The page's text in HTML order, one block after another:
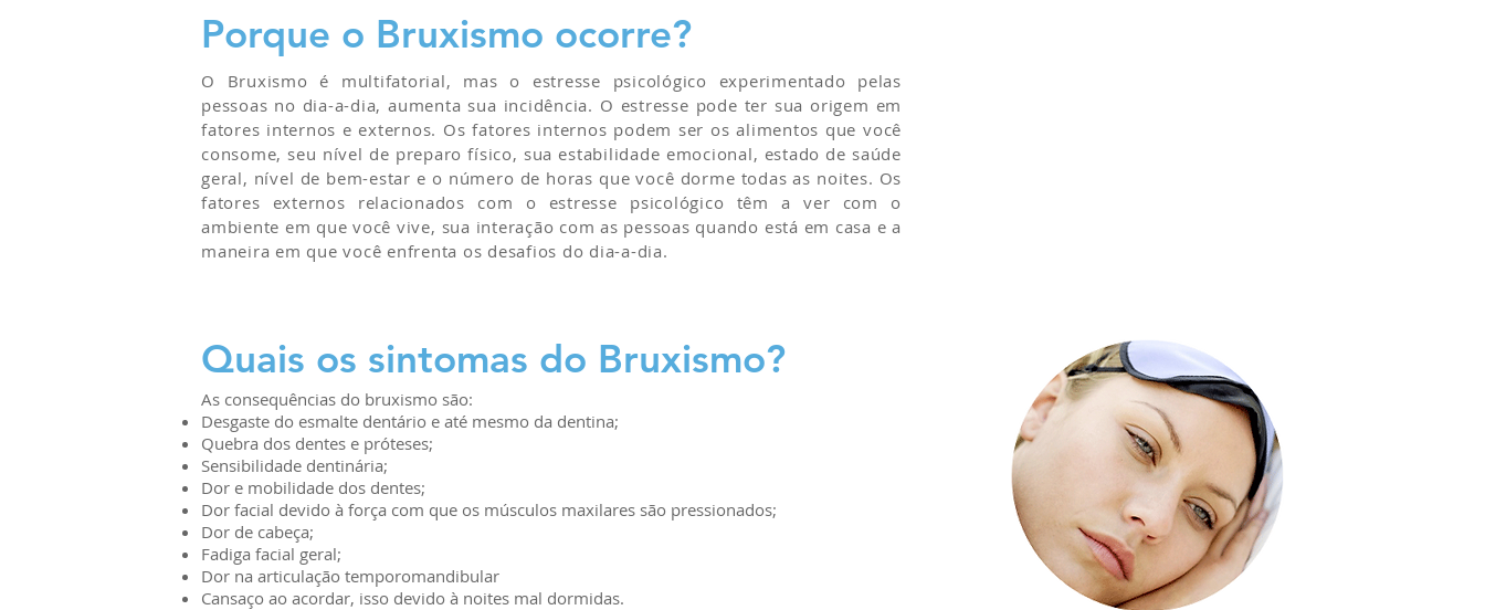
Porque o Bruxismo ocorre?
O Bruxismo é multifatorial, mas o estresse psicológico experimentado pelas
pessoas no dia-a-dia, aumenta sua incidência. O estresse pode ter sua origem em
fatores internos e externos. Os fatores internos podem ser os alimentos que você
consome, seu nível de preparo físico, sua estabilidade emocional, estado de saúde
geral, nível de bem-estar e o número de horas que você dorme todas as noites. Os
fatores externos relacionados com o estresse psicológico têm a ver com o
ambiente em que você vive, sua interação com as pessoas quando está em casa e a
maneira em que você enfrenta os desafios do dia-a-dia.
Quais os sintomas do Bruxismo?
As consequências do bruxismo são:
Desgaste do esmalte dentário e até mesmo da dentina;
Quebra dos dentes e próteses;
Sensibilidade dentinária;
Dor e mobilidade dos dentes;
Dor facial devido à força com que os músculos maxilares são pressionados;
Dor de cabeça;
Fadiga facial geral;
Dor na articulação temporomandibular
Cansaço ao acordar, isso devido à noites mal dormidas.